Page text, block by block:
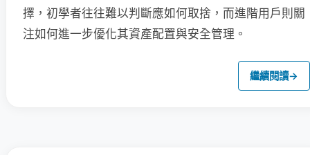
擇，初學者往往難以判斷應如何取捨，而進階用戶則關
注如何進一步優化其資產配置與安全管理。
繼續閱讀→